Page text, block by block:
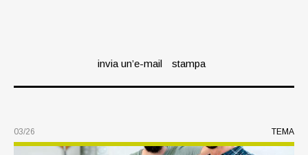
invia un’e-mail stampa
TEMA
03/26